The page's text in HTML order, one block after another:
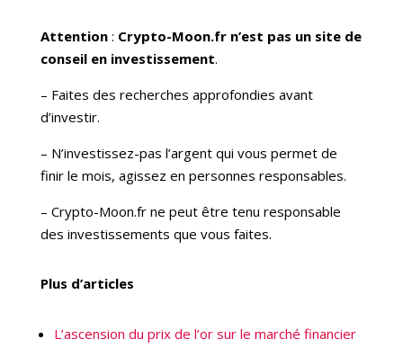
Attention: Crypto-Moon.fr n’est pas un site de
conseil en investissement.
– Faites des recherches approfondies avant
d’investir.
– N’investissez-pas l’argent qui vous permet de
finir le mois, agissez en personnes responsables.
– Crypto-Moon.fr ne peut être tenu responsable
des investissements que vous faites.
Plus d’articles
L’ascension du prix de l’or sur le marché financier